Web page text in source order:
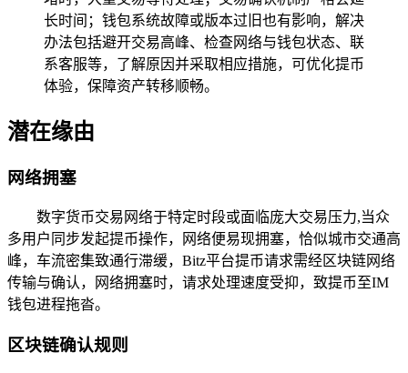
长时间；钱包系统故障或版本过旧也有影响，解决
办法包括避开交易高峰、检查网络与钱包状态、联
系客服等，了解原因并采取相应措施，可优化提币
体验，保障资产转移顺畅。
潜在缘由
网络拥塞
数字货币交易网络于特定时段或面临庞大交易压力,当众
多用户同步发起提币操作，网络便易现拥塞，恰似城市交通高
峰，车流密集致通行滞缓，Bitz平台提币请求需经区块链网络
传输与确认，网络拥塞时，请求处理速度受抑，致提币至IM
钱包进程拖沓。
区块链确认规则